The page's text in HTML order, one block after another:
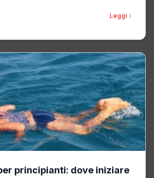
Leggi
principianti: dove iniziare